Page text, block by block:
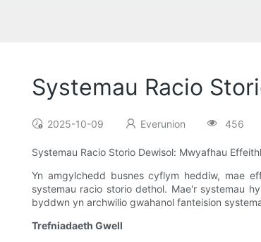
Systemau Racio
2025-10-09 Everunion 456
Systemau Racio Storio Dewisol: Mwyafhau
Yn amgylchedd busnes cyflym heddiw, mae
systemau racio storio dethol. Mae'r systemau
byddwn yn archwilio gwahanol fanteision
Trefniadaeth Gwell